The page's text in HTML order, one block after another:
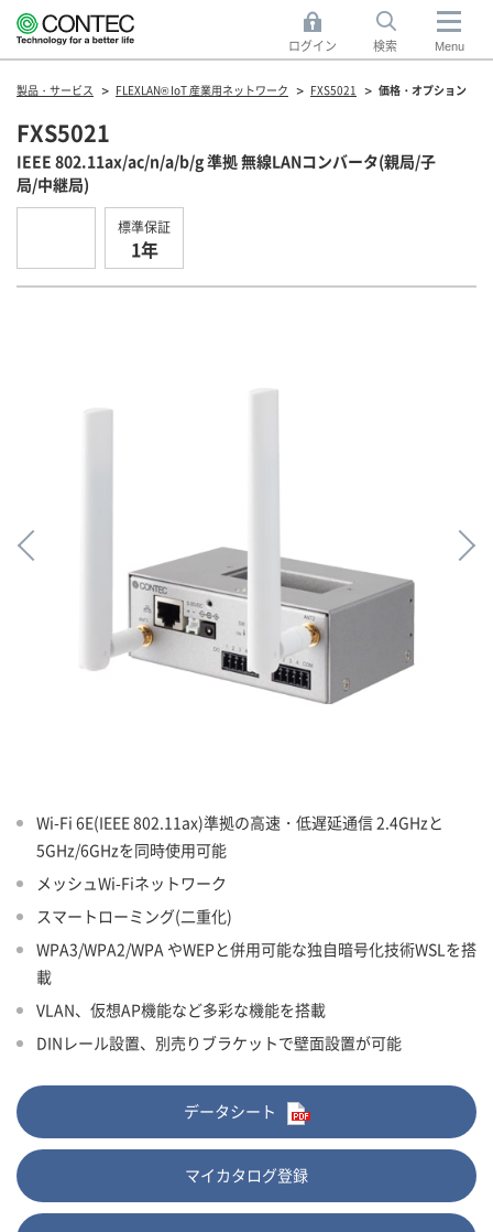
ログイン 検索 Menu
製品・サービス FLEXLAN® IoT 産業用ネットワーク FXS5021 価格・オプション
FXS5021
IEEE 802.11ax/ac/n/a/b/g 準拠 無線LANコンバータ(親局/子
局/中継局)
標準保証
1年
Wi-Fi 6E(IEEE 802.11ax)準拠の高速・低遅延通信 2.4GHzと
5GHz/6GHzを同時使用可能
メッシュWi-Fiネットワーク
スマートローミング(二重化)
WPA3/WPA2/WPA やWEPと併用可能な独自暗号化技術WSLを搭
載
VLAN、仮想AP機能など多彩な機能を搭載
DINレール設置、別売りブラケットで壁面設置が可能
データシート
マイカタログ登録